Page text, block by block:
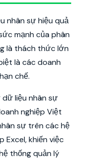
nhân sự hiệu quả
mạnh của phân
là thách thức lớn
là các doanh
chế.
liệu nhân sự
nghiệp Việt
sự trên các hệ
Excel, khiến việc
thống quản lý